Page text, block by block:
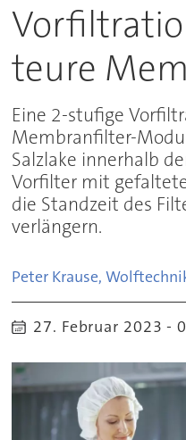
teure
Eine 2-stufige
Membranfilter-
Salzlake innerhalb
Vorfilter mit
die Standzeit des
verlängern.
Peter Krause,
27. Februar 2023 -